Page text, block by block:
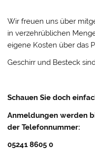
Wir freuen uns über
in verzehrüblichen
eigene Kosten über das
Geschirr und Besteck
Schauen Sie doch
Anmeldungenwerden
der Telefonnummer:
05241 8605 0